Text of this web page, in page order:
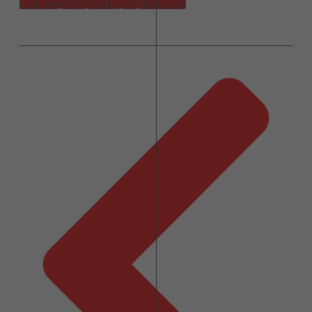
LjubljanePragoPrištinaRimStockholm